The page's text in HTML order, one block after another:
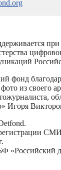
фонд
из своего
Игоря
«Российский